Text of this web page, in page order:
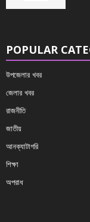
POPULAR
উপজেলার খবর
জেলার খবর
রাজনীতি
জাতীয়
আনক্যাটাগরি
শিক্ষা
অপরাধ